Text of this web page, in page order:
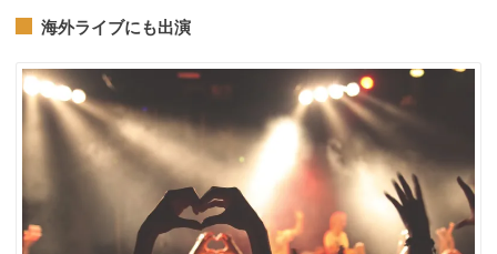
海外ライブにも出演